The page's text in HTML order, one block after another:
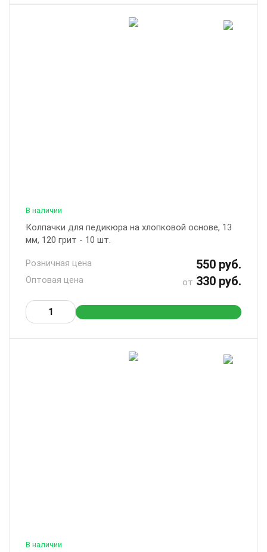
В наличии
Колпачки для педикюра на хлопковой основе, 13
мм, 120 грит - 10 шт.
Розничная цена 550 руб.
Оптовая цена от 330 руб.
В наличии